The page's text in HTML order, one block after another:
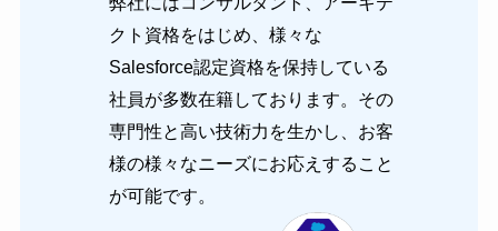
クト資格をはじめ、様々な
Salesforce認定資格を保持している
社員が多数在籍しております。その
専門性と高い技術力を生かし、お客
様の様々なニーズにお応えすること
が可能です。